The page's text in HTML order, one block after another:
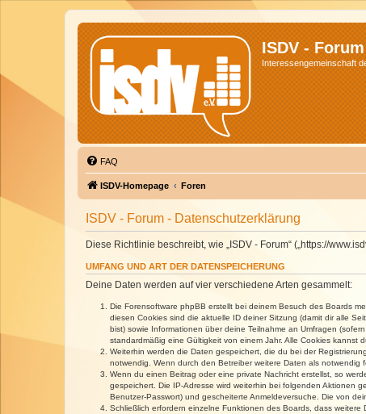
ISDV - Forum
Interessengemeinschaft
FAQ
ISDV-Homepage Foren
ISDV - Forum - Datenschutzerklärung
Diese Richtlinie beschreibt, wie „ISDV - Forum“ („https://
UMFANG UND ART DER DATENSPEICHERUNG
Deine Daten werden auf vier verschiedene Arten gesammelt:
Die Forensoftware phpBB erstellt bei deinem Besuch des Boards
diesen Cookies sind die aktuelle ID deiner Sitzung (damit dir alle
bist) sowie Informationen über deine Teilnahme an Umfragen
standardmäßig eine Gültigkeit von einem Jahr. Alle Cookies kannst
Weiterhin werden die Daten gespeichert, die du bei der
notwendig. Wenn durch den Betreiber weitere Daten als
Wenn du einen Beitrag oder eine private Nachricht erstellst, so
gespeichert. Die IP-Adresse wird weiterhin bei folgenden Aktionen
Benutzer-Passwort) und gescheiterte Anmeldeversuche. Die von
Schließlich erfordern einzelne Funktionen des Boards, dass